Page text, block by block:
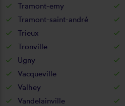
Tramont-emy
Tramont-saint-andré
Trieux
Tronville
Ugny
Vacqueville
Valhey
Vandelainville